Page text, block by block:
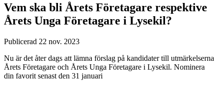
Vem ska bli Årets Företagare respektive
Årets Unga Företagare i Lysekil?
Publicerad 22 nov. 2023
Nu är det åter dags att lämna förslag på kandidater till utmärkelserna
Årets Företagare och Årets Unga Företagare i Lysekil. Nominera
din favorit senast den 31 januari